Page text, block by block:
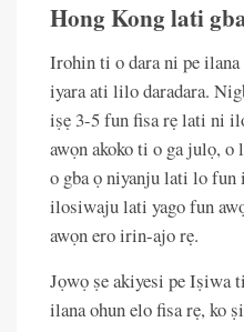
Hong Kong lati
Irohin ti o dara ni pe
iyara ati lilo daradara.
iṣẹ 3-5 fun fisa rẹ lati ni
awọn akoko ti o ga julọ,
o gba ọ niyanju lati lo fun
ilosiwaju lati yago fun
awọn ero irin-ajo rẹ.
Jọwọ ṣe akiyesi pe
ilana ohun elo fisa rẹ, ko